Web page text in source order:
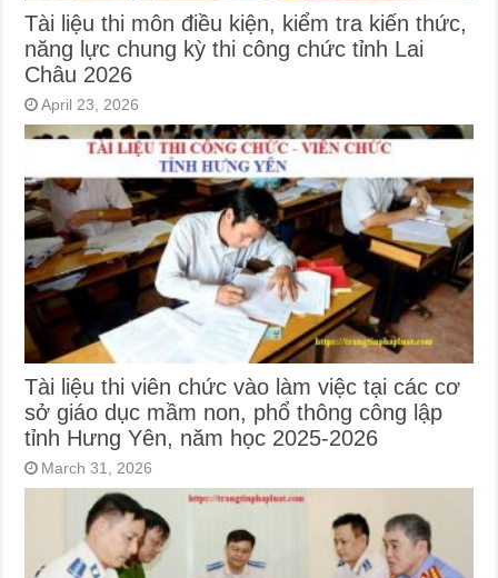
Tài liệu thi môn điều kiện, kiểm tra kiến thức,
năng lực chung kỳ thi công chức tỉnh Lai
Châu 2026
April 23, 2026
Tài liệu thi viên chức vào làm việc tại các cơ
sở giáo dục mầm non, phổ thông công lập
tỉnh Hưng Yên, năm học 2025-2026
March 31, 2026